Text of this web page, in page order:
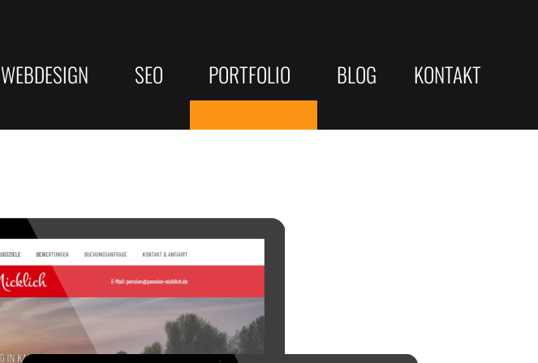
★ Bewertungssterne
Online Website Check
Webseitenanalyse
Onlinekurse
Webdesigner
WEBDESIGN
Webseite
Webseite
SEO
Bundesweite Optimierung
Top Google-Rankings
Erfolgreiche Strategien
Texterstellung / Copywriting
PORTFOLIO
Kommunen & öffentliche Träger
BLOG KONTAKT